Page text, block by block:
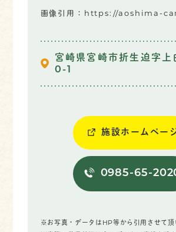
画像引用：https://aoshima-
宮崎県宮崎市折生迫字
0-1
施設ホームペー
0985-65-
※お写真・データはHP等から引用させて頂